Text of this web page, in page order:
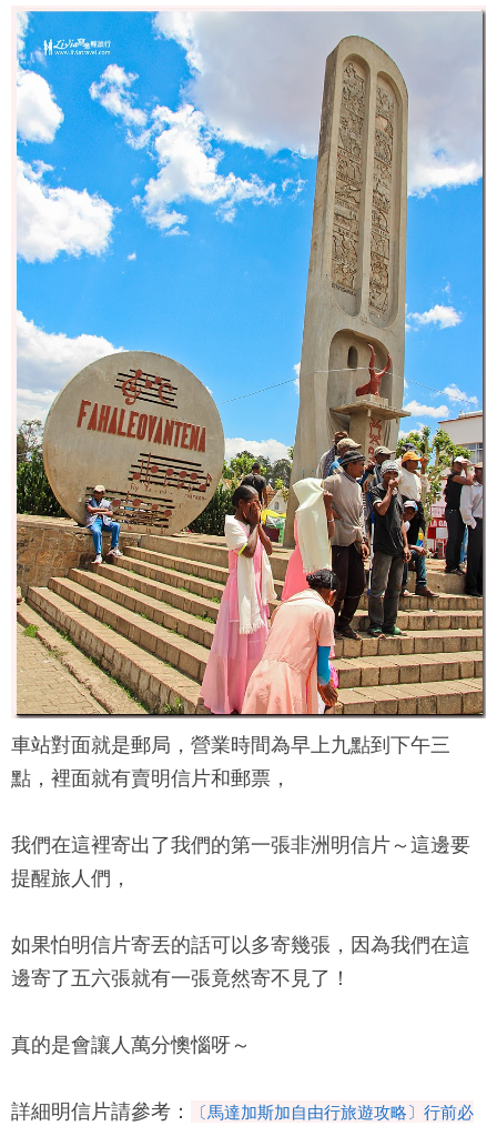
車站對面就是郵局，營業時間為早上九點到下午三
點，裡面就有賣明信片和郵票，
我們在這裡寄出了我們的第一張非洲明信片～這邊要
提醒旅人們，
如果怕明信片寄丟的話可以多寄幾張，因為我們在這
邊寄了五六張就有一張竟然寄不見了！
真的是會讓人萬分懊惱呀～
詳細明信片請參考：
〔馬達加斯加自由行旅遊攻略〕行前必